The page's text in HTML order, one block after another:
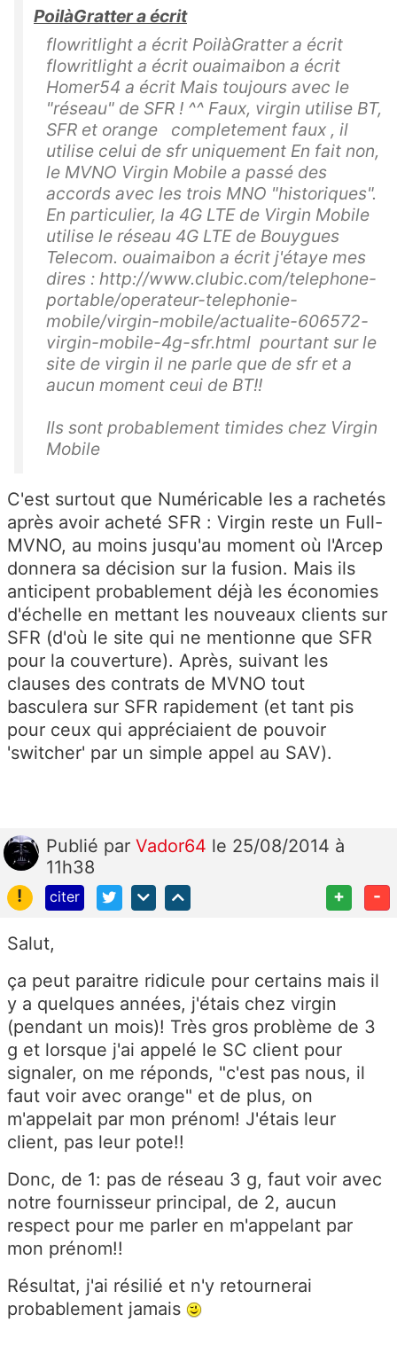
PoilàGratter a écrit
flowritlight a écrit PoilàGratter a écrit
flowritlight a écrit ouaimaibon a écrit
Homer54 a écrit Mais toujours avec le
"réseau" de SFR ! ^^ Faux, virgin utilise BT,
SFR et orange completement faux , il
utilise celui de sfr uniquement En fait non,
le MVNO Virgin Mobile a passé des
accords avec les trois MNO "historiques".
En particulier, la 4G LTE de Virgin Mobile
utilise le réseau 4G LTE de Bouygues
Telecom. ouaimaibon a écrit j'étaye mes
dires : http://www.clubic.com/telephone-
portable/operateur-telephonie-
mobile/virgin-mobile/actualite-606572-
virgin-mobile-4g-sfr.html pourtant sur le
site de virgin il ne parle que de sfr et a
aucun moment ceui de BT!!
Ils sont probablement timides chez Virgin
Mobile
C'est surtout que Numéricable les a rachetés
après avoir acheté SFR : Virgin reste un Full-
MVNO, au moins jusqu'au moment où l'Arcep
donnera sa décision sur la fusion. Mais ils
anticipent probablement déjà les économies
d'échelle en mettant les nouveaux clients sur
SFR (d'où le site qui ne mentionne que SFR
pour la couverture). Après, suivant les
clauses des contrats de MVNO tout
basculera sur SFR rapidement (et tant pis
pour ceux qui appréciaient de pouvoir
'switcher' par un simple appel au SAV).
Publié par Vador64 le 25/08/2014 à
11h38
!
citer + -
Salut,
ça peut paraitre ridicule pour certains mais il
y a quelques années, j'étais chez virgin
(pendant un mois)! Très gros problème de 3
g et lorsque j'ai appelé le SC client pour
signaler, on me réponds, "c'est pas nous, il
faut voir avec orange" et de plus, on
m'appelait par mon prénom! J'étais leur
client, pas leur pote!!
Donc, de 1: pas de réseau 3 g, faut voir avec
notre fournisseur principal, de 2, aucun
respect pour me parler en m'appelant par
mon prénom!!
Résultat, j'ai résilié et n'y retournerai
probablement jamais